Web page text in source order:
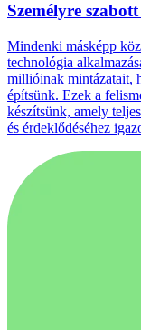
Személyre
Mindenki másképp
technológia
millióinak mintázatait,
építsünk. Ezek a
készítsünk, amely
és érdeklődéséhez